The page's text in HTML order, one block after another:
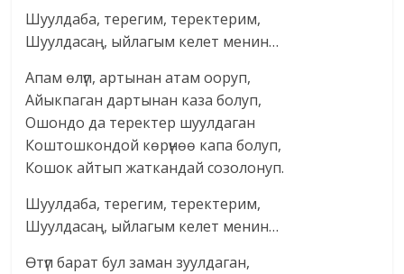
Шуулдаба, терегим, теректерим,
Шуулдасаң, ыйлагым келет менин…
Апам өлүп, артынан атам ооруп,
Айыкпаган дартынан каза болуп,
Ошондо да теректер шуулдаган
Коштошкондой көрүнөө капа болуп,
Кошок айтып жаткандай созолонуп.
Шуулдаба, терегим, теректерим,
Шуулдасаң, ыйлагым келет менин…
Өтүп барат бул заман зуулдаган,